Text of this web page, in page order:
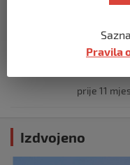
SVIJET
Papa
ozbiljna
prije 11
Izdvojeno
Pravila